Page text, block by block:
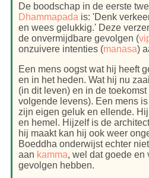
De boodschap in de eerste
Dhammapada is: 'Denk
en wees gelukkig.' Deze
de onvermijdbare gevolgen (
onzuivere intenties (manasa)
Een mens oogst wat hij heeft
en in het heden. Wat hij nu
(in dit leven) en in de
volgende levens). Een mens
zijn eigen geluk en ellende.
en hemel. Hijzelf is de
hij maakt kan hij ook weer
Boeddha onderwijst echter
aan kamma, wel dat goede en
gevolgen hebben.